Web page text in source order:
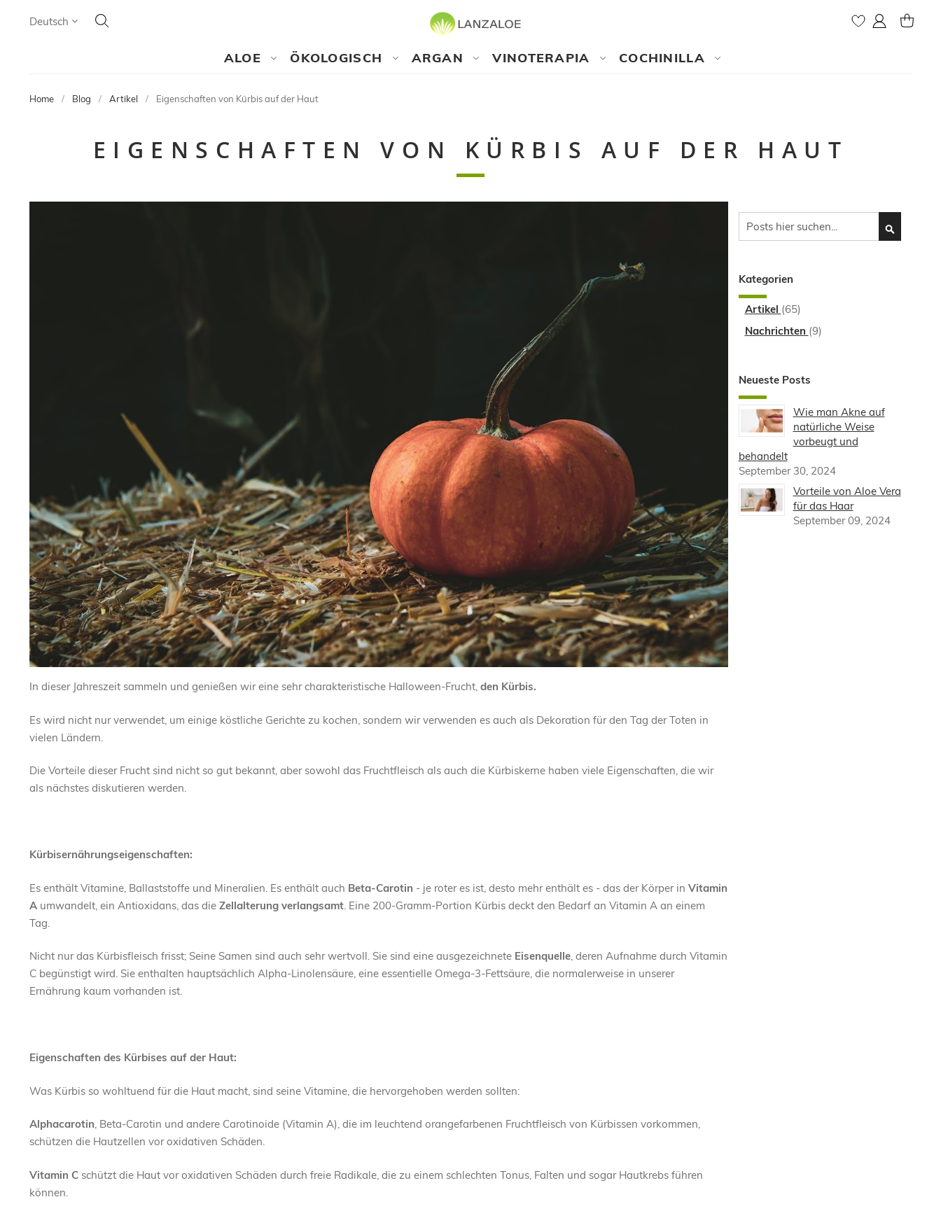
Language
Deutsch Search
SEARCH My Account
MY
ALOE ÖKOLOGISCH ARGAN VINOTERAPIA COCHINILLA
Home Blog Artikel Eigenschaften von Kürbis auf der Haut
EIGENSCHAFTEN VON KÜRBIS AUF DER HAUT
In dieser Jahreszeit sammeln und genießen wir eine sehr charakteristische Halloween-Frucht, den Kürbis.
Es wird nicht nur verwendet, um einige köstliche Gerichte zu kochen, sondern wir verwenden es auch als Dekoration für den Tag der Toten in
vielen Ländern.
Die Vorteile dieser Frucht sind nicht so gut bekannt, aber sowohl das Fruchtfleisch als auch die Kürbiskerne haben viele Eigenschaften, die wir
als nächstes diskutieren werden.
Kürbisernährungseigenschaften:
Es enthält Vitamine, Ballaststoffe und Mineralien. Es enthält auch Beta-Carotin - je roter es ist, desto mehr enthält es - das der Körper in Vitamin
A umwandelt, ein Antioxidans, das die Zellalterung verlangsamt. Eine 200-Gramm-Portion Kürbis deckt den Bedarf an Vitamin A an einem
Tag.
Nicht nur das Kürbisfleisch frisst; Seine Samen sind auch sehr wertvoll. Sie sind eine ausgezeichnete Eisenquelle, deren Aufnahme durch Vitamin
C begünstigt wird. Sie enthalten hauptsächlich Alpha-Linolensäure, eine essentielle Omega-3-Fettsäure, die normalerweise in unserer
Ernährung kaum vorhanden ist.
Eigenschaften des Kürbises auf der Haut:
Was Kürbis so wohltuend für die Haut macht, sind seine Vitamine, die hervorgehoben werden sollten:
Alphacarotin, Beta-Carotin und andere Carotinoide (Vitamin A), die im leuchtend orangefarbenen Fruchtfleisch von Kürbissen vorkommen,
schützen die Hautzellen vor oxidativen Schäden.
Vitamin C schützt die Haut vor oxidativen Schäden durch freie Radikale, die zu einem schlechten Tonus, Falten und sogar Hautkrebs führen
können.
Kategorien
Artikel (65)
Nachrichten (9)
Neueste Posts
Wie man Akne auf
natürliche Weise
vorbeugt und
behandelt
September 30, 2024
Vorteile von Aloe Vera
für das Haar
September 09, 2024